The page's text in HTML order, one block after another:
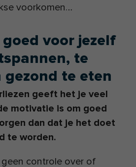
voorkomen…
voor jezelf
te
te eten
geeft het je veel
motivatie is om goed
dan dat je het doet
te worden.
controle over of